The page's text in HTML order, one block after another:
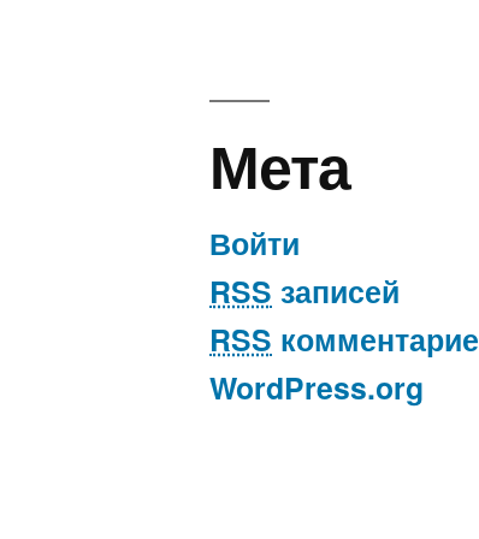
Мета
Войти
RSS записей
RSS
WordPress.org